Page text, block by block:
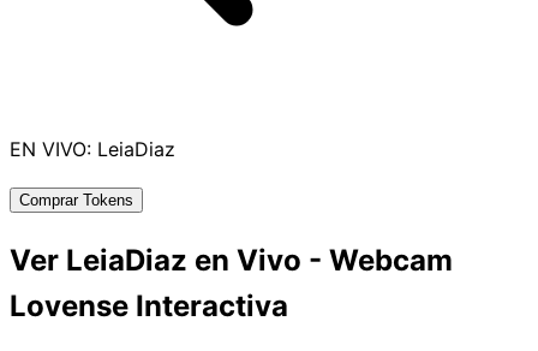
EN VIVO: LeiaDiaz
Comprar Tokens
Ver LeiaDiaz en Vivo - Webcam
Lovense Interactiva